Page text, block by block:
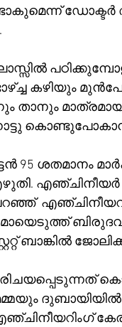
കഴിയും
മാത്രമായി.
കൊണ്ടുപോകാൻ
95 ശതമാനം
എഞ്ചിനീയർ
ബാങ്കിൽ
മമ്മയും